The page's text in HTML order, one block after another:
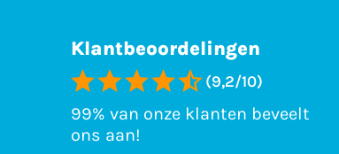
Klantbeoordelingen
(9,2/10)
99% van onze klanten beveelt
ons aan!